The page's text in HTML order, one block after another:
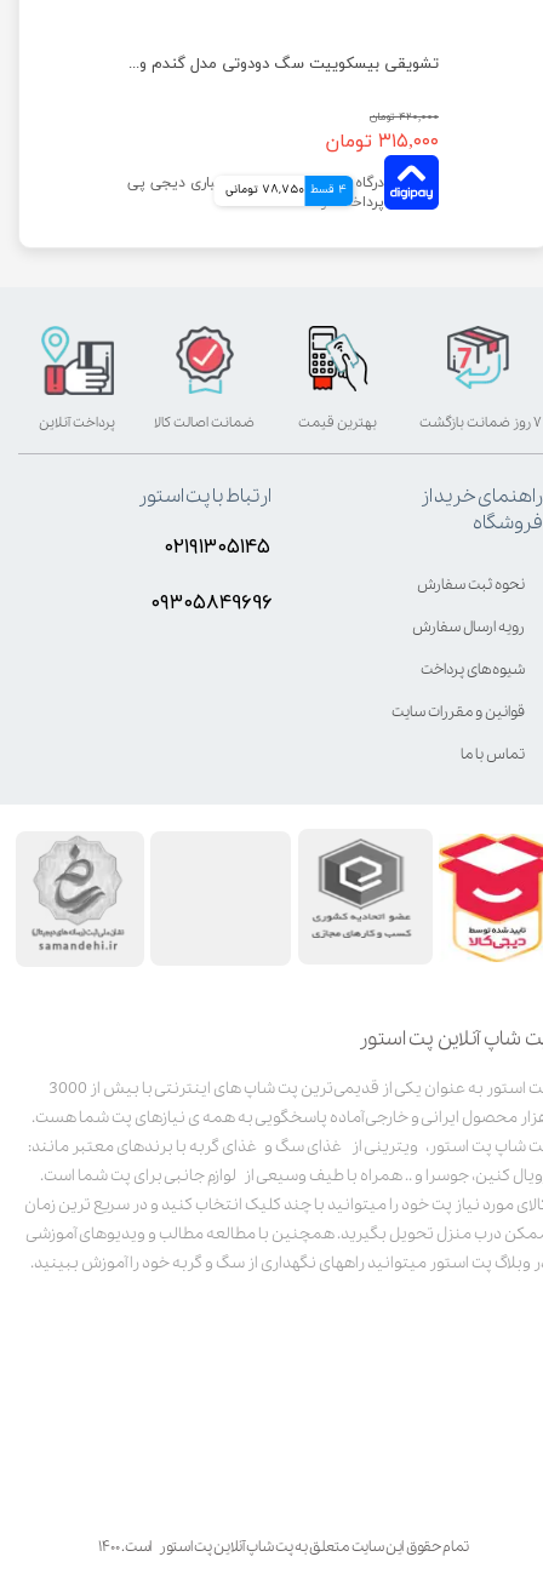
تشویقی بیسکوییت سگ دودوتی مدل گندم وزن 150 گرم
۴۲۰,۰۰۰ تومان
۳۱۵,۰۰۰ تومان
4 قسط 78,750 تومانی
شاپ آنلاین پت استور
پت استور به عنوان یکی از قدیمی‌ترین پت شاپ های اینترنتی با بیش از 3000
محصول ایرانی و خارجی آماده پاسخگویی به همه ی نیازهای پت شما هست.
شاپ پت استور، ویترینی از غذای سگ و غذای گربه با برندهای معتبر مانند:
کنین، جوسرا و .. همراه با طیف وسیعی از لوازم جانبی برای پت شما است.
مورد نیاز پت خود را میتوانید با چند کلیک انتخاب کنید و در سریع ترین زمان
درب منزل تحویل بگیرید. همچنین با مطالعه مطالب و ویدیوهای آموزشی
وبلاگ پت استور میتوانید راههای نگهداری از سگ و گربه خود را آموزش ببینید.
تمام حقوق این سایت متعلق به پت شاپ آنلاین پت استور است. ۱۴۰۰
بهترین قیمت پرداخت آنلاین ۷ روز ضمانت بازگشت ضمانت اصالت کالا
راهنمای خرید از
فروشگاه
نحوه ثبت سفارش
رویه ارسال سفارش
شیوه‌های پرداخت
قوانین و مقررات سایت
تماس با ما
ارتباط با پت استور
۰۲۱۹۱۳۰۵۱۴۵
۰۹۳۰۵8۴9696